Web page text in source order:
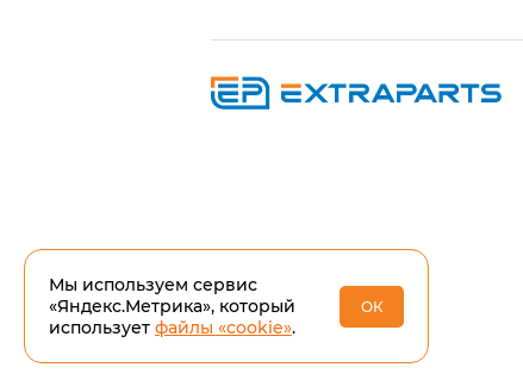
Мы используем сервис
«Яндекс.Метрика», который
использует файлы «cookie».
ОК